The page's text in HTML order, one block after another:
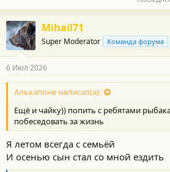
Mihail71
Super Moderator Команда форума
6 Июл 2026
Алькапоне написал(а):
Ещё и чайку)) попить с ребятами
побеседовать за жизнь
Я летом всегда с семьёй
И осенью сын стал со мной ездить